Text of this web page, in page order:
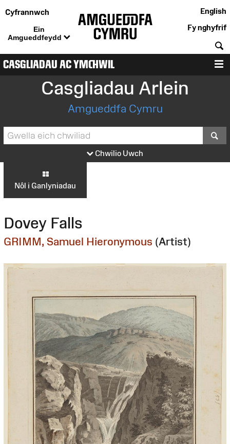
Cyfrannwch
Ein
Amgueddfeydd
English
Fy nghyfrif
CASGLIADAU AC YMCHWIL
Casgliadau Arlein
Amgueddfa Cymru
Chwilio Uwch
Nôl i Ganlyniadau
Dovey Falls
GRIMM, Samuel Hieronymous (Artist)